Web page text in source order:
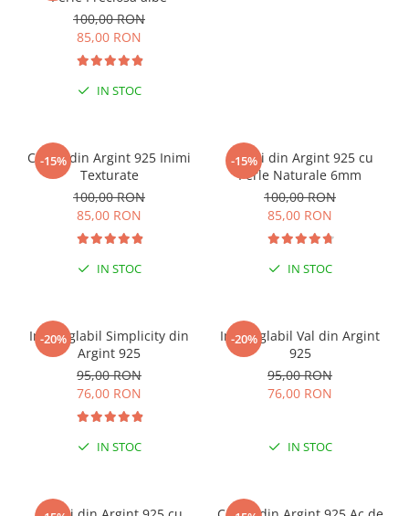
100,00 RON
85,00 RON
IN STOC
-15%
Cercei din Argint 925 Inimi
Texturate
100,00 RON
85,00 RON
IN STOC
-15%
Cercei din Argint 925 cu
Perle Naturale 6mm
100,00 RON
85,00 RON
IN STOC
-20%
Inel reglabil Simplicity din
Argint 925
95,00 RON
76,00 RON
IN STOC
-20%
Inel reglabil Val din Argint
925
95,00 RON
76,00 RON
IN STOC